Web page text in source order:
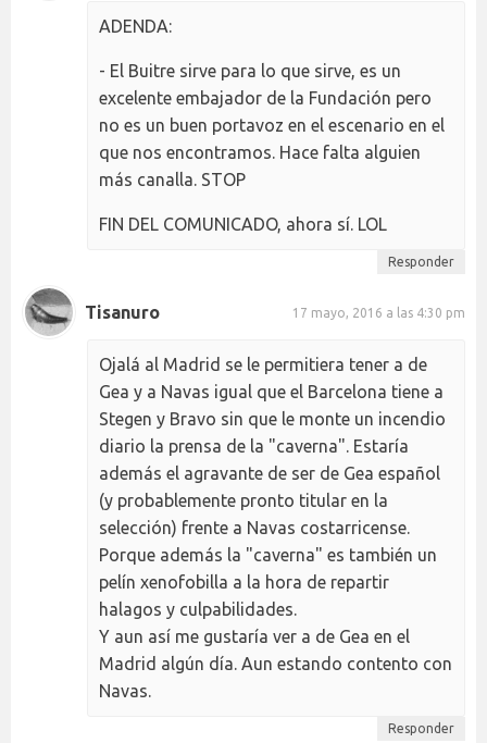
ADENDA:
- El Buitre sirve para lo que sirve, es un
excelente embajador de la Fundación pero
no es un buen portavoz en el escenario en el
que nos encontramos. Hace falta alguien
más canalla. STOP
FIN DEL COMUNICADO, ahora sí. LOL
Responder
Tisanuro 17 mayo, 2016 a las 4:30 pm
Ojalá al Madrid se le permitiera tener a de
Gea y a Navas igual que el Barcelona tiene a
Stegen y Bravo sin que le monte un incendio
diario la prensa de la "caverna". Estaría
además el agravante de ser de Gea español
(y probablemente pronto titular en la
selección) frente a Navas costarricense.
Porque además la "caverna" es también un
pelín xenofobilla a la hora de repartir
halagos y culpabilidades.
Y aun así me gustaría ver a de Gea en el
Madrid algún día. Aun estando contento con
Navas.
Responder